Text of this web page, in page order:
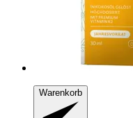
Warenkorb